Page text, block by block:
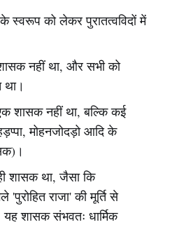
स्वरूप को लेकर पुरातत्वविदों में
नहीं था, और सभी को
था।
शासक नहीं था, बल्कि कई
मोहनजोदड़ो आदि के
शासक था, जैसा कि
'पुरोहित राजा' की मूर्ति से
शासक संभवतः धार्मिक